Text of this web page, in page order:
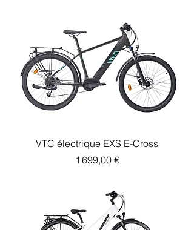
VTC électrique EXS E-Cross
Prix
1 699,00 €